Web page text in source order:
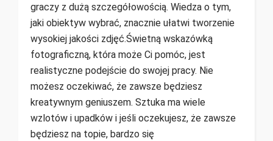
graczy z dużą szczegółowością. Wiedza o tym,
jaki obiektyw wybrać, znacznie ułatwi tworzenie
wysokiej jakości zdjęć.Świetną wskazówką
fotograficzną, która może Ci pomóc, jest
realistyczne podejście do swojej pracy. Nie
możesz oczekiwać, że zawsze będziesz
kreatywnym geniuszem. Sztuka ma wiele
wzlotów i upadków i jeśli oczekujesz, że zawsze
będziesz na topie, bardzo się